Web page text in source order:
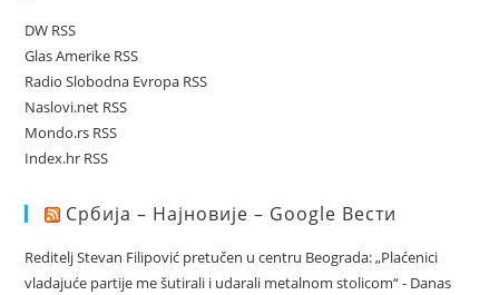
DW RSS
Glas Amerike RSS
Radio Slobodna Evropa RSS
Naslovi.net RSS
Mondo.rs RSS
Index.hr RSS
Србија – Најновије – Google Вести
Reditelj Stevan Filipović pretučen u centru Beograda: „Plaćenici
vladajuće partije me šutirali i udarali metalnom stolicom“ - Danas